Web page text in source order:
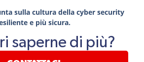
sulla cultura della cyber security
e più sicura.
saperne di più?